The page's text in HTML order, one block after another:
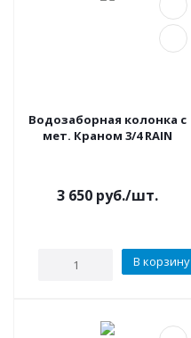
Водозаборная колонка c
мет. Краном 3/4 RAIN
3 650руб./шт.
В корзину